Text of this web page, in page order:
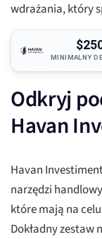
wdrażania, który
MINIMALNY
Odkryj
Havan
Havan
narzędzi
które mają na
Dokładny zestaw